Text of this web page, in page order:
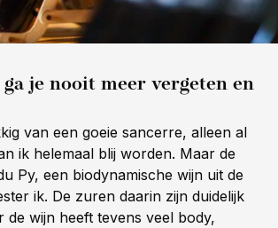
je nooit meer vergeten en
van een goeie sancerre, alleen al
ik helemaal blij worden. Maar de
Py, een biodynamische wijn uit de
ik. De zuren daarin zijn duidelijk
de wijn heeft tevens veel body,